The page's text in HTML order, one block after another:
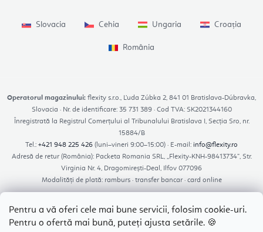
Pentru a vă oferi cele mai bune servicii, folosim cookie-uri.
Pentru o ofertă mai bună, puteți ajusta setările. 🍪
Slovacia Cehia Ungaria Croația
România
Operatorul magazinului: flexity s.r.o., Ľuda Zúbka 2, 841 01 Bratislava-Dúbravka,
Slovacia · Nr. de identificare: 35 731 389 · Cod TVA: SK2021344160
Înregistrată la Registrul Comerțului al Tribunalului Bratislava I, Secția Sro, nr.
15884/B
Tel.: +421 948 225 426 (luni–vineri 9:00–15:00) · E-mail: info@flexity.ro
Adresă de retur (România): Packeta Romania SRL, „Flexity-KNH-98413734”, Str.
Virginia Nr. 4, Dragomirești-Deal, Ilfov 077096
Modalități de plată: ramburs · transfer bancar · card online